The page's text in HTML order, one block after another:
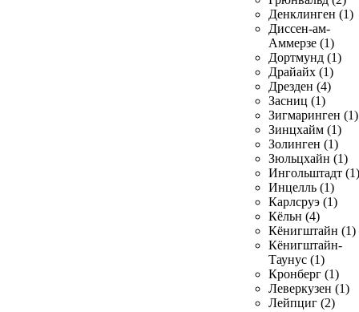
Денклинген (1)
Диссен-ам-
Аммерзе (1)
Дортмунд (1)
Драйайх (1)
Дрезден (4)
Засниц (1)
Зигмаринген (1)
Зинцхайм (1)
Золинген (1)
Зюльцхайн (1)
Ингольштадт (1)
Инцелль (1)
Карлсруэ (1)
Кёльн (4)
Кёнигштайн (1)
Кёнигштайн-
Таунус (1)
Кронберг (1)
Леверкузен (1)
Лейпциг (2)